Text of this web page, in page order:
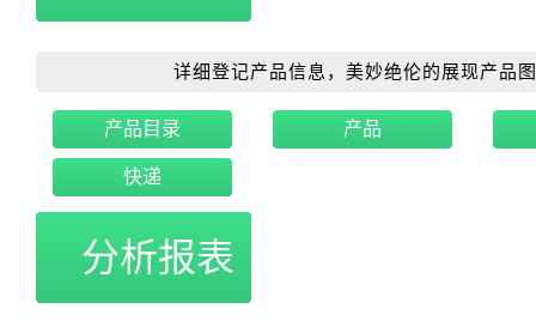
详细登记产品信息，美妙绝伦的展现产品
产品目录 产品
快递
分析报表